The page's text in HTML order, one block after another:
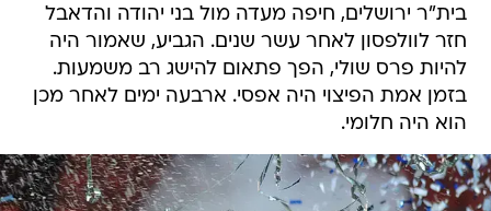
בית"ר ירושלים, חיפה מעדה מול בני יהודה והדאבל
חזר לוולפסון לאחר עשר שנים. הגביע, שאמור היה
להיות פרס שולי, הפך פתאום להישג רב משמעות.
בזמן אמת הפיצוי היה אפסי. ארבעה ימים לאחר מכן
הוא היה חלומי.